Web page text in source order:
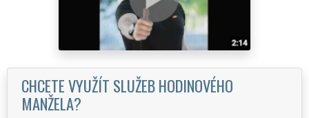
CHCETE VYUŽÍT SLUŽEB HODINOVÉHO
MANŽELA?